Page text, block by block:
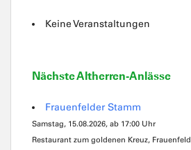
Keine Veranstaltungen
Nächste Altherren-Anlässe
Frauenfelder Stamm
Samstag, 15.08.2026, ab 17:00 Uhr
Restaurant zum goldenen Kreuz, Frauenfeld